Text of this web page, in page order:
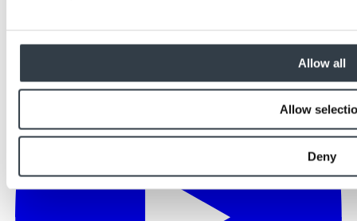
Allow all
Allow
Deny